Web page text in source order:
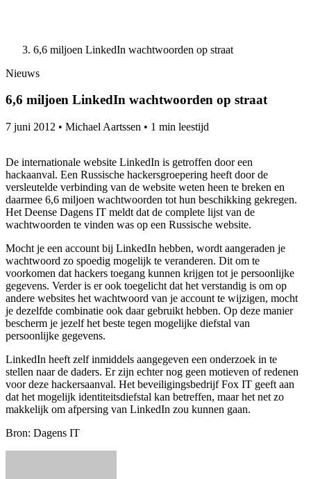
6,6 miljoen LinkedIn wachtwoorden op straat
Nieuws
6,6 miljoen LinkedIn wachtwoorden op straat
7 juni 2012 • Michael Aartssen • 1 min leestijd
De internationale website LinkedIn is getroffen door een
hackaanval. Een Russische hackersgroepering heeft door de
versleutelde verbinding van de website weten heen te breken en
daarmee 6,6 miljoen wachtwoorden tot hun beschikking gekregen.
Het Deense Dagens IT meldt dat de complete lijst van de
wachtwoorden te vinden was op een Russische website.
Mocht je een account bij LinkedIn hebben, wordt aangeraden je
wachtwoord zo spoedig mogelijk te veranderen. Dit om te
voorkomen dat hackers toegang kunnen krijgen tot je persoonlijke
gegevens. Verder is er ook toegelicht dat het verstandig is om op
andere websites het wachtwoord van je account te wijzigen, mocht
je dezelfde combinatie ook daar gebruikt hebben. Op deze manier
bescherm je jezelf het beste tegen mogelijke diefstal van
persoonlijke gegevens.
LinkedIn heeft zelf inmiddels aangegeven een onderzoek in te
stellen naar de daders. Er zijn echter nog geen motieven of redenen
voor deze hackersaanval. Het beveiligingsbedrijf Fox IT geeft aan
dat het mogelijk identiteitsdiefstal kan betreffen, maar het net zo
makkelijk om afpersing van LinkedIn zou kunnen gaan.
Bron: Dagens IT